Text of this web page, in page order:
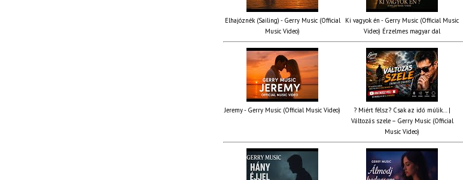
Elhajóznék (Sailing) - Gerry Music (Official
Music Video)
Ki vagyok én - Gerry Music (Official Music
Video) Érzelmes magyar dal
Jeremy - Gerry Music (Official Music Video)
? Miért félsz? Csak az idő múlik… |
Változás szele – Gerry Music (Official
Music Video)